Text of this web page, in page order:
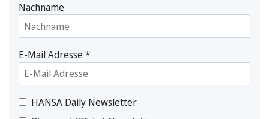
Nachname
E-Mail Adresse*
HANSA Daily Newsletter